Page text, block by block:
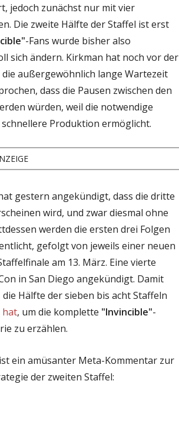
jedoch zunächst nur mit vier
Die zweite Hälfte der Staffel ist erst
-Fans wurde bisher also
sich ändern. Kirkman hat noch vor der
außergewöhnlich lange Wartezeit
dass die Pausen zwischen den
würden, weil die notwendige
Produktion ermöglicht.
gestern angekündigt, dass die dritte
wird, und zwar diesmal ohne
werden die ersten drei Folgen
gefolgt von jeweils einer neuen
am 13. März. Eine vierte
in San Diego angekündigt. Damit
Hälfte der sieben bis acht Staffeln
hat, um die komplette "Invincible"-
zu erzählen.
ein amüsanter Meta-Kommentar zur
der zweiten Staffel: